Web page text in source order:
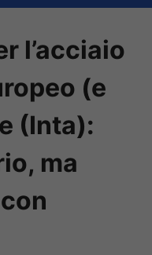
l’acciaio
(e
(Inta):
ma